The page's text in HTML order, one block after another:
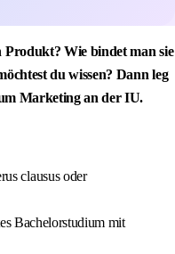
Wie bindet man sie
du wissen? Dann leg
Marketing an der IU.
clausus oder
Bachelorstudium mit